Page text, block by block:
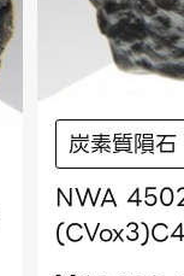
炭素質隕石
NWA